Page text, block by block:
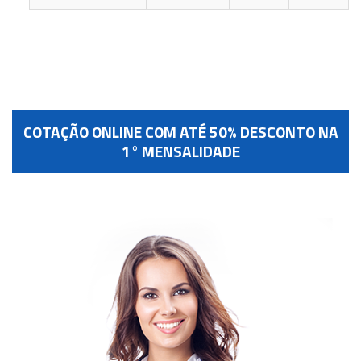
COTAÇÃO ONLINE COM ATÉ 50% DESCONTO NA
1° MENSALIDADE